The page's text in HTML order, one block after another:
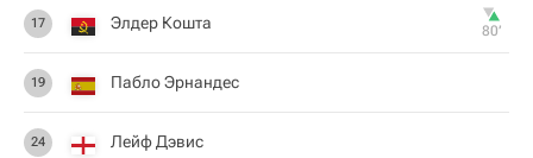
17 Элдер Кошта 80‎’‎
19 Пабло Эрнандес
24 Лейф Дэвис